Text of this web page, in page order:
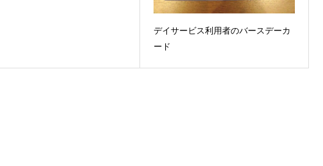
デイサービス利用者のバースデーカ
ード